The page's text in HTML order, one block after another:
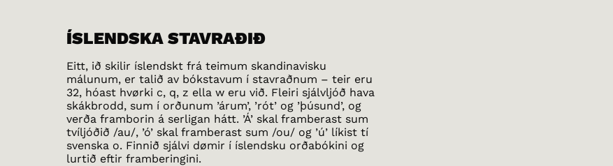
ÍSLENDSKA STAVRAÐIÐ
Eitt, ið skilir íslendskt frá teimum skandinavisku
málunum, er talið av bókstavum í stavraðnum – teir eru
32, hóast hvørki c, q, z ella w eru við. Fleiri sjálvljóð hava
skákbrodd, sum í orðunum ’árum’, ’rót’ og ’þúsund’, og
verða framborin á serligan hátt. ’Á’ skal framberast sum
tvíljóðið /au/, ’ó’ skal framberast sum /ou/ og ’ú’ líkist tí
svenska o. Finnið sjálvi dømir í íslendsku orðabókini og
lurtið eftir framberingini.